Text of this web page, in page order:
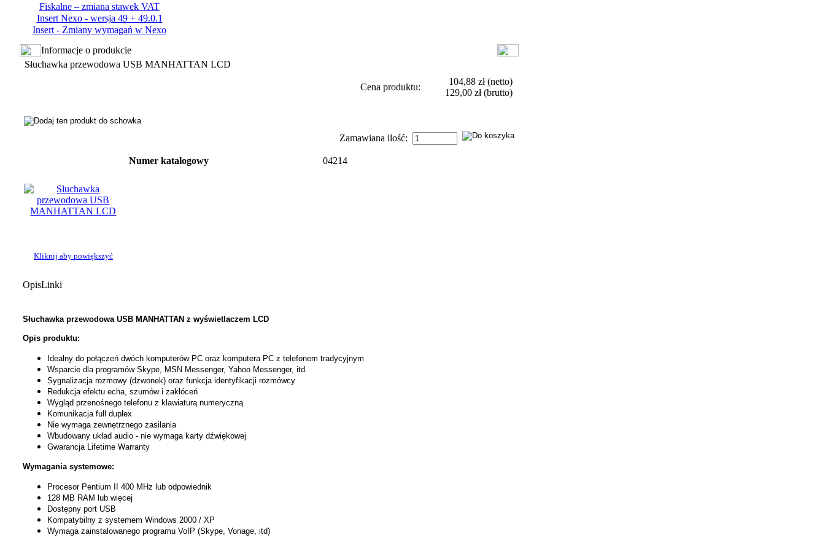
Fiskalne – zmiana stawek VAT
Insert Nexo - wersja 49 + 49.0.1
Insert - Zmiany wymagań w Nexo
Informacje o produkcie
Słuchawka przewodowa USB MANHATTAN LCD
Cena produktu:
104,88 zł(netto)
129,00 zł(brutto)
Zamawiana ilość:
Kliknij aby powiększyć
Numer katalogowy 04214
OpisLinki
Słuchawka przewodowa USB MANHATTAN z wyświetlaczem LCD
Opis produktu:
Idealny do połączeń dwóch komputerów PC oraz komputera PC z telefonem tradycyjnym
Wsparcie dla programów Skype, MSN Messenger, Yahoo Messenger, itd.
Sygnalizacja rozmowy (dzwonek) oraz funkcja identyfikacji rozmówcy
Redukcja efektu echa, szumów i zakłóceń
Wygląd przenośnego telefonu z klawiaturą numeryczną
Komunikacja full duplex
Nie wymaga zewnętrznego zasilania
Wbudowany układ audio - nie wymaga karty dźwiękowej
Gwarancja Lifetime Warranty
Wymagania systemowe:
Procesor Pentium II 400 MHz lub odpowiednik
128 MB RAM lub więcej
Dostępny port USB
Kompatybilny z systemem Windows 2000 / XP
Wymaga zainstalowanego programu VoIP (Skype, Vonage, itd)